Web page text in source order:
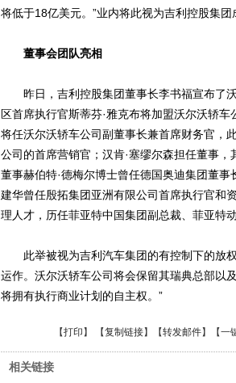
将低于18亿美元。”业内将此视为吉利控股集团
董事会团队亮相
昨日，吉利控股集团董事长李书福宣布了沃
区首席执行官斯蒂芬·雅克布将加盟沃尔沃轿
将任沃尔沃轿车公司副董事长兼首席财务官，
公司的首席营销官；汉肯·塞缪尔森担任董事
董事赫伯特·德梅尔博士曾任德国奥迪集团董
建华曾任殷拓集团亚洲有限公司首席执行官和
理人才，历任菲亚特中国集团副总裁、菲亚特
此举被视为吉利汽车集团的有控制下的放权
运作。沃尔沃轿车公司将会保留其瑞典总部以
将拥有执行商业计划的自主权。”
【打印 】 【复制链接】【转发邮件】 【一
相关链接